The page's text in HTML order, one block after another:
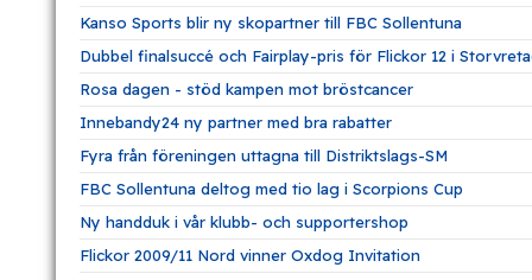
Kanso Sports blir ny skopartner till FBC Sollentuna
Dubbel finalsuccé och Fairplay-pris för Flickor 12 i
Rosa dagen - stöd kampen mot bröstcancer
Innebandy24 ny partner med bra rabatter
Fyra från föreningen uttagna till Distriktslags-SM
FBC Sollentuna deltog med tio lag i Scorpions Cup
Ny handduk i vår klubb- och supportershop
Flickor 2009/11 Nord vinner Oxdog Invitation